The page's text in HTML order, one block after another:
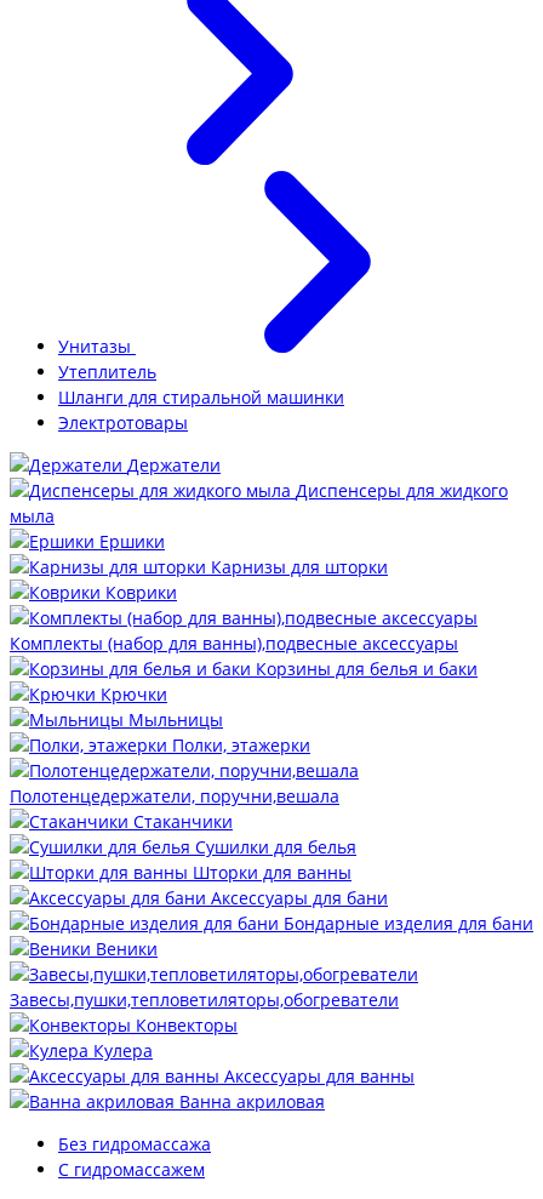
Унитазы
Утеплитель
Шланги для стиральной машинки
Электротовары
Держатели
Диспенсеры для жидкого
мыла
Ершики
Карнизы для шторки
Коврики
Комплекты (набор для ванны),подвесные аксессуары
Корзины для белья и баки
Крючки
Мыльницы
Полки, этажерки
Полотенцедержатели, поручни,вешала
Стаканчики
Сушилки для белья
Шторки для ванны
Аксессуары для бани
Бондарные изделия для бани
Веники
Завесы,пушки,тепловетиляторы,обогреватели
Конвекторы
Кулера
Аксессуары для ванны
Ванна акриловая
Без гидромассажа
С гидромассажем